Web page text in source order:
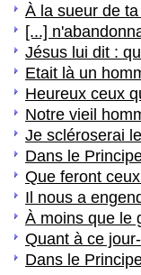
À la sueur de
[...]
Jésus lui dit :
Etait là un
Heureux ceux
Notre vieil
Je scléroserai
Dans le
Que feront
Il nous a
À moins que le
Quant à ce
Dans le